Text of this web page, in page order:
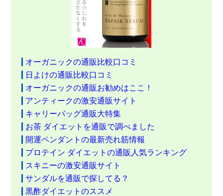
オーガニックの通販比較口コミ
日よけの通販比較口コミ
オーガニックの通販お勧めはここ！
アンティークの激安通販サイト
キャリーバッグ通販大特集
お茶 ダイエットを通販で調べました
開運ペンダントの最新売れ筋情報
プロテイン ダイエットの通販人気ランキング
スキニーの激安通販サイト
サンダルを通販で探してる？
黒酢ダイエットのススメ